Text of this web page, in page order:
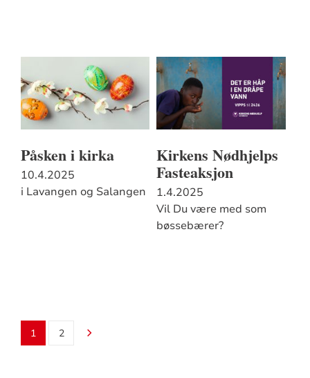
Påsken i kirka
10.4.2025
i Lavangen og Salangen
Kirkens Nødhjelps
Fasteaksjon
1.4.2025
Vil Du være med som
bøssebærer?
1 2